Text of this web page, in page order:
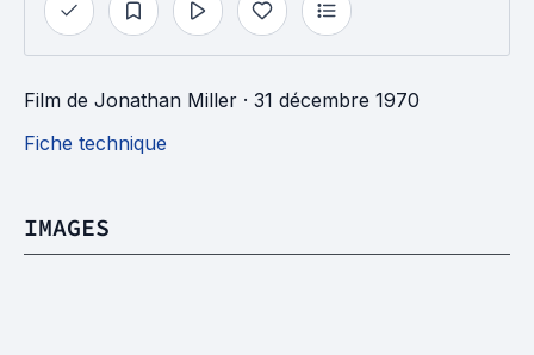
Film de Jonathan Miller · 31 décembre 1970
Fiche technique
IMAGES